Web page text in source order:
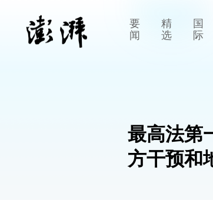
要
闻
精
选
国
际
最高法第
方干预和